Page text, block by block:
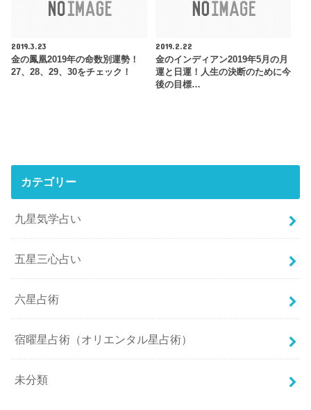
2019.3.23
金の鳳凰2019年の命数別運勢！
27、28、29、30をチェック！
2019.2.22
金のインディアン2019年5月の月
運と日運！人生の決断のために今
後の目標…
カテゴリー
九星気学占い
五星三心占い
六星占術
宿曜星占術（オリエンタル星占術）
未分類